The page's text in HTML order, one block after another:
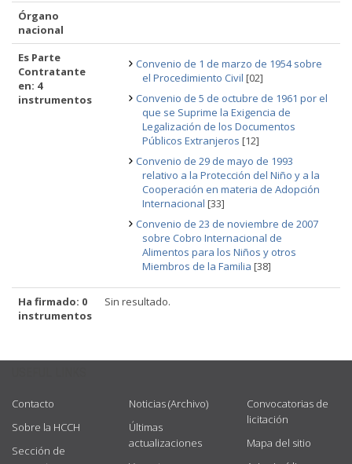
Órgano
nacional
Es Parte
Contratante
en: 4
instrumentos
Convenio de 1 de marzo de 1954 sobre
el Procedimiento Civil [02]
Convenio de 5 de octubre de 1961 por el
que se Suprime la Exigencia de
Legalización de los Documentos
Públicos Extranjeros [12]
Convenio de 29 de mayo de 1993
relativo a la Protección del Niño y a la
Cooperación en materia de Adopción
Internacional [33]
Convenio de 23 de noviembre de 2007
sobre Cobro Internacional de
Alimentos para los Niños y otros
Miembros de la Familia [38]
Ha firmado: 0
instrumentos
Sin resultado.
Contacto
Sobre la HCCH
Sección de
Noticias (Archivo)
Últimas
actualizaciones
Convocatorias de
licitación
Mapa del sitio